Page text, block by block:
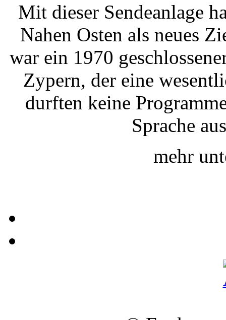
Mit dieser Sendeanlage
Nahen Osten als neues
war ein 1970
Zypern, der eine
durften keine
Sprache
mehr